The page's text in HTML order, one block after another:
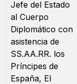
Jefe del Estado
al Cuerpo
Diplomático con
asistencia de
SS.AA.RR. los
Príncipes de
España, El